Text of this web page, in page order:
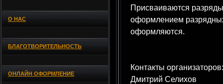
О НАС
БЛАГОТВОРИТЕЛЬНОСТЬ
ОНЛАЙН ОФОРМЛЕНИЕ
Присваиваются
оформлением
оформляются.
Контакты организаторов:
Дмитрий Селихов